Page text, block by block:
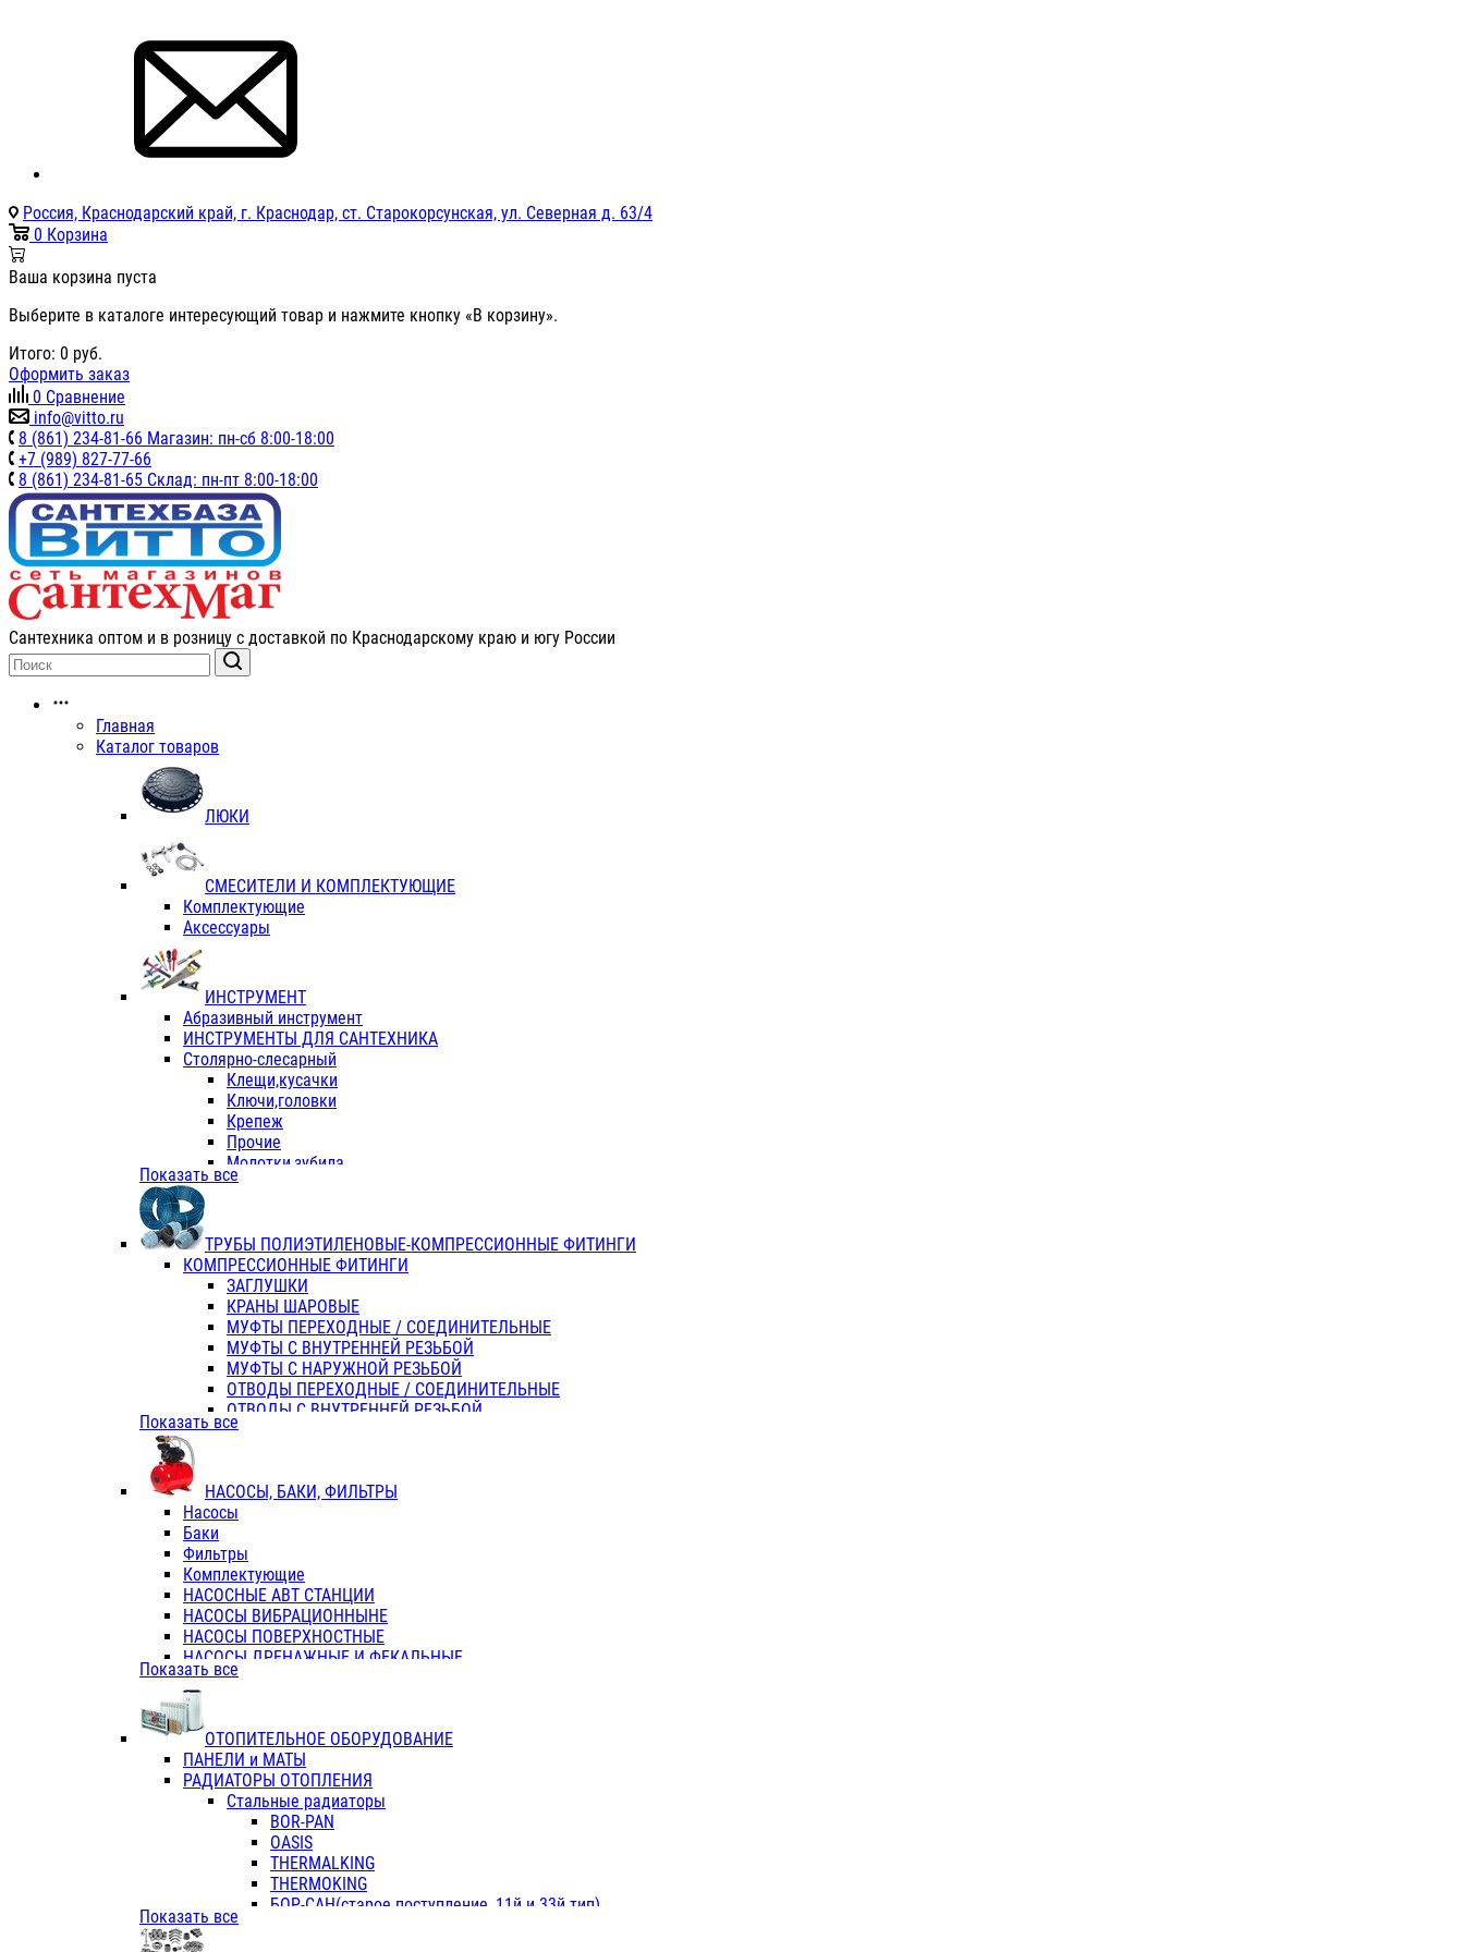
Россия, Краснодарский край, г. Краснодар, ст. Старокорсунская, ул. Северная д. 63/4
0 Корзина
Ваша корзина пуста
Выберите в каталоге интересующий товар и нажмите кнопку «В корзину».
Итого: 0 руб.
Оформить заказ
0 Сравнение
info@vitto.ru
8 (861) 234-81-66 Магазин: пн-сб 8:00-18:00
+7 (989) 827-77-66
8 (861) 234-81-65 Склад: пн-пт 8:00-18:00
Сантехника оптом и в розницу с доставкой по Краснодарскому краю и югу России
Главная
Каталог товаров
ЛЮКИ
СМЕСИТЕЛИ И КОМПЛЕКТУЮЩИЕ
Комплектующие
Аксессуары
ИНСТРУМЕНТ
Абразивный инструмент
ИНСТРУМЕНТЫ ДЛЯ САНТЕХНИКА
Столярно-слесарный
Клещи,кусачки
Ключи,головки
Крепеж
Прочие
Молотки,зубила
Пассатижи,тонкогубцы,утконосы
Отвертки
Хоз. инвентарь
ЭЛ. ИНСТРУМЕНТ OASIS
Показать все
ТРУБЫ ПОЛИЭТИЛЕНОВЫЕ-КОМПРЕССИОННЫЕ ФИТИНГИ
КОМПРЕССИОННЫЕ ФИТИНГИ
ЗАГЛУШКИ
КРАНЫ ШАРОВЫЕ
МУФТЫ ПЕРЕХОДНЫЕ / СОЕДИНИТЕЛЬНЫЕ
МУФТЫ С ВНУТРЕННЕЙ РЕЗЬБОЙ
МУФТЫ С НАРУЖНОЙ РЕЗЬБОЙ
ОТВОДЫ ПЕРЕХОДНЫЕ / СОЕДИНИТЕЛЬНЫЕ
ОТВОДЫ С ВНУТРЕННЕЙ РЕЗЬБОЙ
ОТВОДЫ С НАРУЖНОЙ РЕЗЬБОЙ
ТРОЙНИКИ ПЕРЕХОДНЫЕ / СОЕДИНИТЕЛЬНЫЕ
ТРОЙНИКИ С ВНУТРЕННЕЙ РЕЗЬБОЙ
КОЛЬЦА РЕЗИНОВЫЕ
ТРУБЫ НАПОРНЫЕ
ТРУБЫ ГОФРИРОВАННЫЕ ДВУХСЛ.
ТРУБЫ ПОЛИЭТИЛЕНОВЫЕ
Показать все
НАСОСЫ, БАКИ, ФИЛЬТРЫ
Насосы
Баки
Фильтры
Комплектующие
НАСОСНЫЕ АВТ СТАНЦИИ
НАСОСЫ ВИБРАЦИОННЫНЕ
НАСОСЫ ПОВЕРХНОСТНЫЕ
НАСОСЫ ДРЕНАЖНЫЕ И ФЕКАЛЬНЫЕ
НАСОСЫ ПОВЫСИТ и ЦИРКУЛЯЦИОННЫЕ
НАСОСЫ СКВАЖИННЫЕ
Показать все
ОТОПИТЕЛЬНОЕ ОБОРУДОВАНИЕ
ПАНЕЛИ и МАТЫ
РАДИАТОРЫ ОТОПЛЕНИЯ
Стальные радиаторы
BOR-PAN
OASIS
THERMALKING
THERMOKING
БОР-САН(старое поступление, 11й и 33й тип)
Показать все